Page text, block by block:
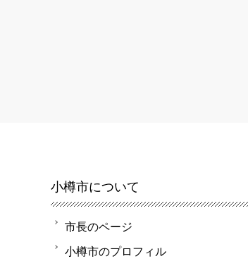
小樽市について
市長のページ
小樽市のプロフィル